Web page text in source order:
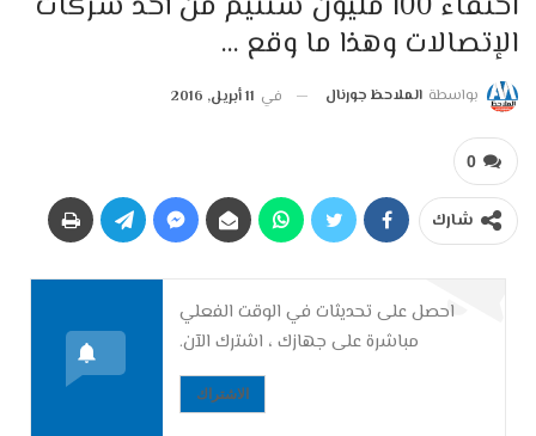
الإتصالات وهذا ما وقع …
بواسطة الملاحظ جورنال في 11 أبريل, 2016
0
شارك
احصل على تحديثات في الوقت الفعلي
مباشرة على جهازك ، اشترك الآن.
الاشتراك